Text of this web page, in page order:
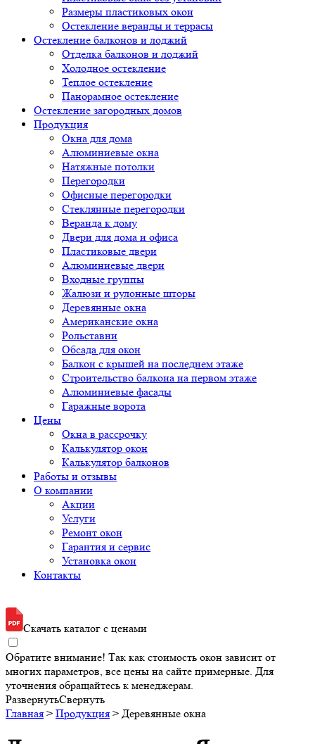
Размеры пластиковых окон
Остекление веранды и террасы
Остекление балконов и лоджий
Отделка балконов и лоджий
Холодное остекление
Теплое остекление
Панорамное остекление
Остекление загородных домов
Продукция
Окна для дома
Алюминиевые окна
Натяжные потолки
Перегородки
Офисные перегородки
Стеклянные перегородки
Веранда к дому
Двери для дома и офиса
Пластиковые двери
Алюминиевые двери
Входные группы
Жалюзи и рулонные шторы
Деревянные окна
Американские окна
Рольставни
Обсада для окон
Балкон с крышей на последнем этаже
Строительство балкона на первом этаже
Алюминиевые фасады
Гаражные ворота
Цены
Окна в рассрочку
Калькулятор окон
Калькулятор балконов
Работы и отзывы
О компании
Акции
Услуги
Ремонт окон
Гарантия и сервис
Установка окон
Контакты
Скачать каталог с ценами
Обратите внимание! Так как стоимость окон зависит от
многих параметров, все цены на сайте примерные. Для
уточнения обращайтесь к менеджерам.
РазвернутьСвернуть
Главная > Продукция > Деревянные окна